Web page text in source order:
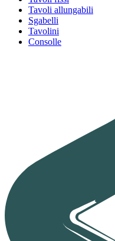
Tavoli allungabili
Sgabelli
Tavolini
Consolle